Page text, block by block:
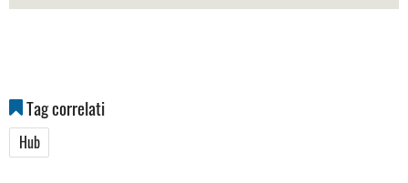
Tag correlati
Hub